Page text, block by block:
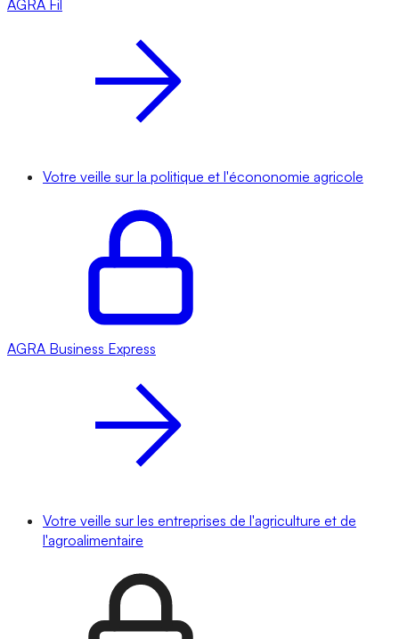
AGRA Fil
Votre veille sur la politique et l'écononomie agricole
AGRA Business Express
Votre veille sur les entreprises de l'agriculture et de
l'agroalimentaire